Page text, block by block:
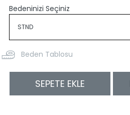
Bedeninizi Seçiniz
Beden Tablosu
SEPETE EKLE